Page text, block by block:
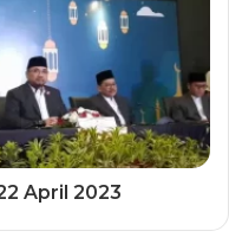
April 2023